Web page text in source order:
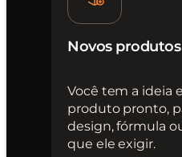
Novos produtos
Você tem a ideia
produto pronto,
design, fórmula
que ele exigir.